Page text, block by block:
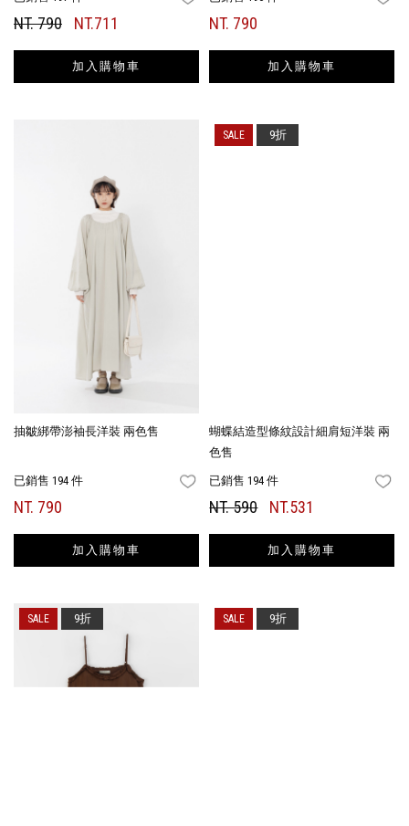
NT. 790 NT.711
加入購物車
NT. 790
加入購物車
抽皺綁帶澎袖長洋裝 兩色售
已銷售 194 件 FAVORITES
NT. 790
加入購物車
蝴蝶結造型條紋設計細肩短洋裝 兩
色售
已銷售 194 件
NT. 590 NT.531
加入購物車
9折
9折 9折